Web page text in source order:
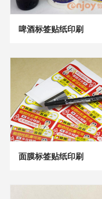
啤酒标签贴纸印刷
面膜标签贴纸印刷